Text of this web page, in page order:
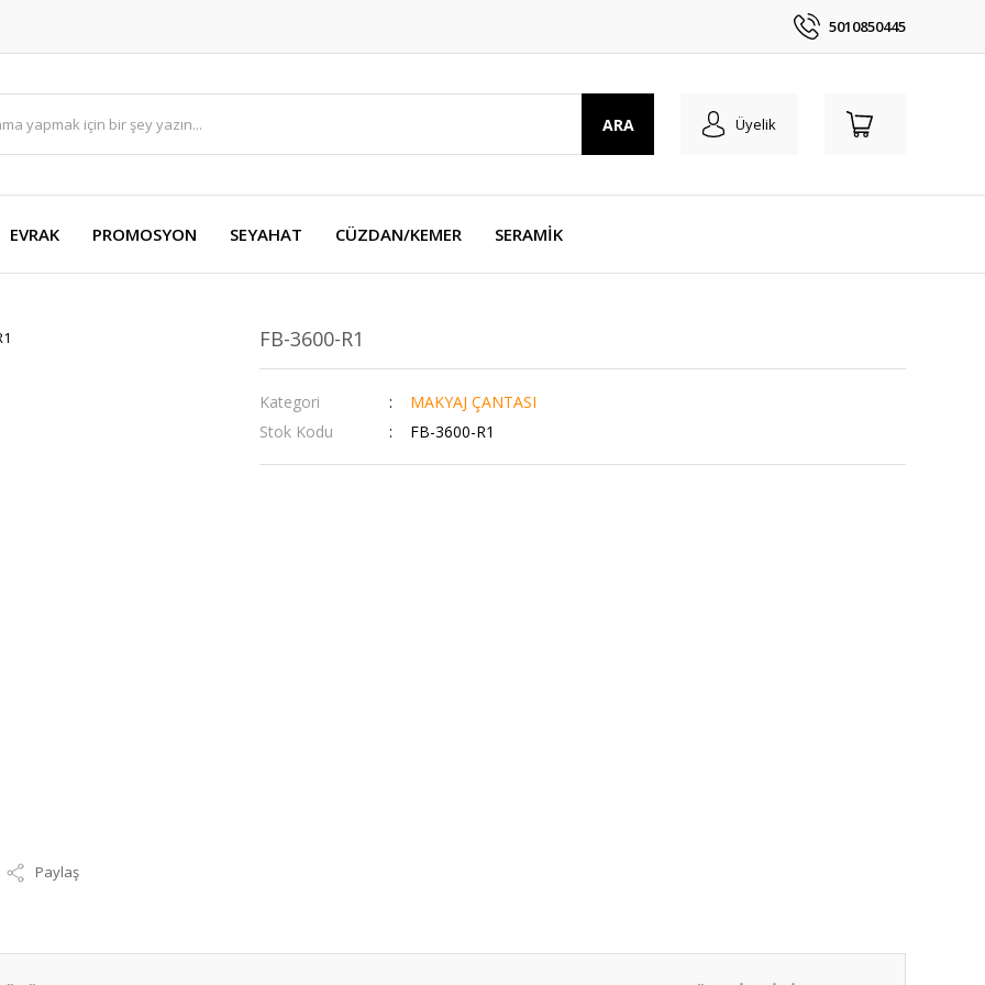
5010850445
ARA Üyelik
EVRAK PROMOSYON SEYAHAT CÜZDAN/KEMER SERAMİK
Paylaş
FB-3600-R1
Kategori
MAKYAJ ÇANTASI
Stok Kodu
FB-3600-R1